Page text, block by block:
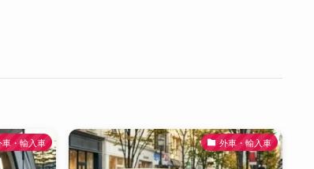
車・輸入車 外車・輸入車